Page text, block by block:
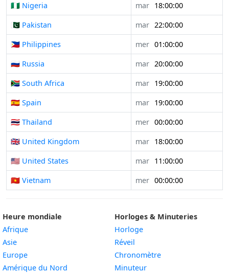
🇳🇬 Nigeria
mar 18:00:00
🇵🇰 Pakistan
mar 22:00:00
🇵🇭 Philippines
mer 01:00:00
🇷🇺 Russia
mar 20:00:00
🇿🇦 South Africa
mar 19:00:00
🇪🇸 Spain
mar 19:00:00
🇹🇭 Thailand
mer 00:00:00
🇬🇧 United Kingdom
mar 18:00:00
🇺🇸 United States
mar 11:00:00
🇻🇳 Vietnam
mer 00:00:00
Heure mondiale
Afrique
Asie
Europe
Amérique du Nord
Horloges & Minuteries
Horloge
Réveil
Chronomètre
Minuteur